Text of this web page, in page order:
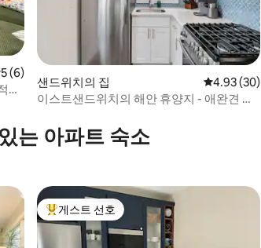
5점(5점 만점), 후기 6개
5 (6)
인
샌드위치의 집 평점 4.93
4.93 (30)
이스트샌드위치의 해안 휴양지 - 애완견 동
는 아파트 숙소
상위 게스트 선호
게스트 선호